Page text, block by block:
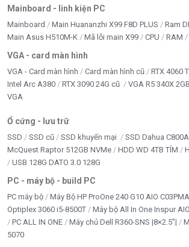
Mainboard - linh kiện PC
Mainboard Main Huananzhi X99 F8D PLUS
Ram
Main Asus H510M-K
Mã lỗi main X99 CPU RAM
VGA - card màn hình
VGA - Card màn hình Card màn hình cũ
RTX 4060
Intel Arc A380
RTX 3090 24G cũ VGA R5 340X
VGA
Ổ cứng - lưu trữ
SSD SSD cũ SSD khuyến mại SSD Dahua
McQuest Raptor 512GB NVMe
HDD WD 4TB TÍM
USB 128G DATO 3.0 128G
PC - máy bộ - build PC
PC máy bộ Máy Bộ HP ProOne 240 G10 AIO
Optiplex 3060 i5-8500T
Máy bộ All In One Inspur
PC ALL IN ONE
Máy chủ Dell R360-SNS |8×2.5”|
5070